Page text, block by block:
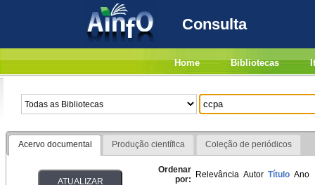
Consulta
Home Bibliotecas
Acervo documental Produção científica Coleção de periódicos
Ordenar
por: Relevância Autor Título Ano